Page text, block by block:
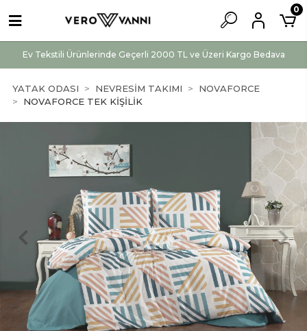
Ev Tekstili Ürünlerinde Geçerli 2000 TL ve Üzeri Kargo Bedava
0
YATAK ODASI NEVRESİM TAKIMI
NOVAFORCE
NOVAFORCE TEK KİŞİLİK